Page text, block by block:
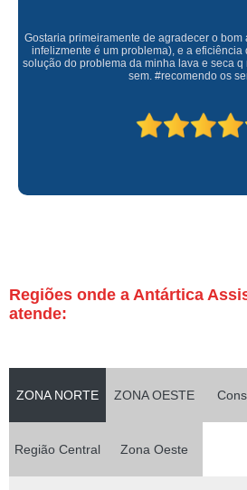
Gostaria primeiramente de agradecer o
infelizmente é um problema), e a
solução do problema da minha lava e seca
sem. #recomendo os
Regiões onde a Antártica
atende:
ZONA NORTE ZONA OESTE
Região Central Zona Oeste